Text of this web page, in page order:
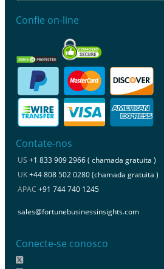
Confie on-line
Contate-nos
US +1 833 909 2966 ( chamada gratuita )
UK+44 808 502 0280 (chamada gratuita )
APAC +91 744 740 1245
sales@fortunebusinessinsights.com
Conecte-se conosco